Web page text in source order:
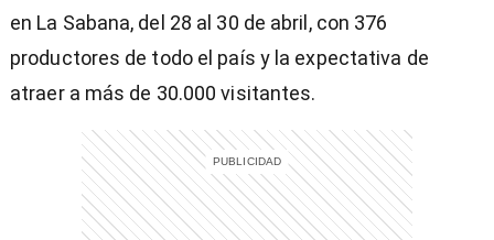
en La Sabana, del 28 al 30 de abril, con 376
productores de todo el país y la expectativa de
atraer a más de 30.000 visitantes.